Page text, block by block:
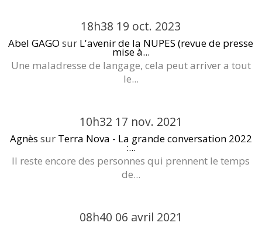
18h38 19 oct. 2023
Abel GAGO sur L'avenir de la NUPES (revue de presse
mise à...
Une maladresse de langage, cela peut arriver a tout
le...
10h32 17 nov. 2021
Agnès sur Terra Nova - La grande conversation 2022
:...
Il reste encore des personnes qui prennent le temps
de...
08h40 06 avril 2021